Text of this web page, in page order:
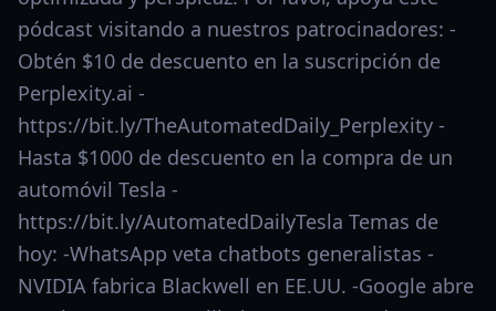
pódcast visitando a nuestros patrocinadores: -
Obtén $10 de descuento en la suscripción de
Perplexity.ai -
https://bit.ly/TheAutomatedDaily_Perplexity -
Hasta $1000 de descuento en la compra de un
automóvil Tesla -
https://bit.ly/AutomatedDailyTesla Temas de
hoy: -WhatsApp veta chatbots generalistas -
NVIDIA fabrica Blackwell en EE.UU. -Google abre